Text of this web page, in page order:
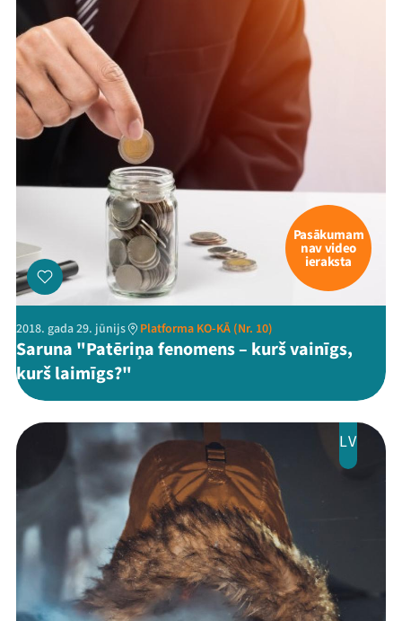
Pasākumam
nav video
ieraksta
2018. gada 29. jūnijs Platforma KO-KĀ (Nr. 10)
Saruna "Patēriņa fenomens – kurš vainīgs,
kurš laimīgs?"
LV